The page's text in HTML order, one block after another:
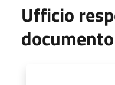
Ufficio
documento